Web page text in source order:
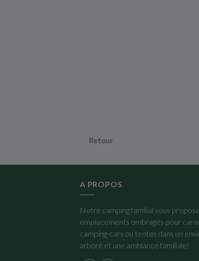
Retour
A PROPOS
Notre camping familial vous
emplacements ombragés pour
camping-cars ou tentes dans un
arboré et une ambiance familiale!